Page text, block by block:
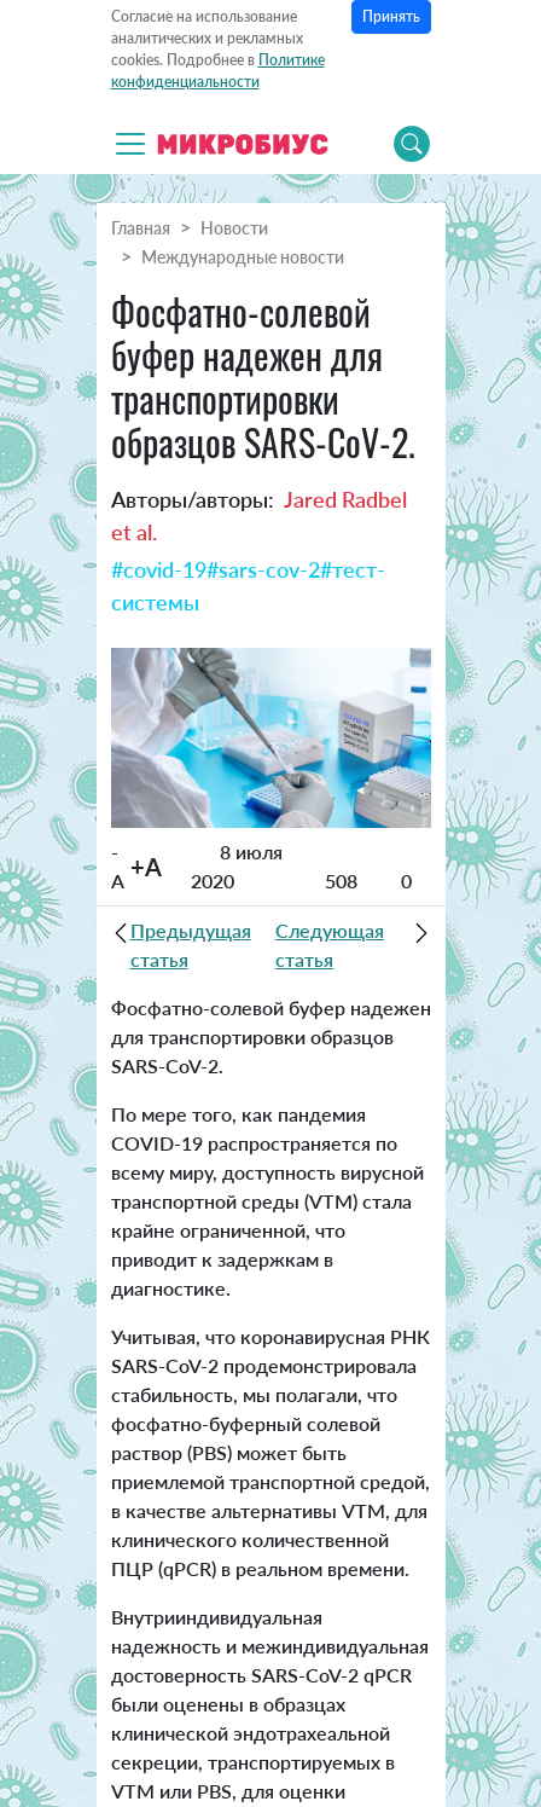
Согласие на использование
аналитических и рекламных
cookies. Подробнее в Политике
конфиденциальности
Принять
Главная
Новости
Международные новости
Фосфатно-солевой
буфер надежен для
транспортировки
образцов SARS-CoV-2.
Авторы/авторы: Jared Radbel
et al.
#covid-19#sars-cov-2#тест-
системы
-
A +A
8 июля
2020
508 0
Предыдущая
статья
Следующая
статья
Фосфатно-солевой буфер надежен
для транспортировки образцов
SARS-CoV-2.
По мере того, как пандемия
COVID-19 распространяется по
всему миру, доступность вирусной
транспортной среды (VTM) стала
крайне ограниченной, что
приводит к задержкам в
диагностике.
Учитывая, что коронавирусная РНК
SARS-CoV-2 продемонстрировала
стабильность, мы полагали, что
фосфатно-буферный солевой
раствор (PBS) может быть
приемлемой транспортной средой,
в качестве альтернативы VTM, для
клинического количественной
ПЦР (qPCR) в реальном времени.
Внутрииндивидуальная
надежность и межиндивидуальная
достоверность SARS-CoV-2 qPCR
были оценены в образцах
клинической эндотрахеальной
секреции, транспортируемых в
VTM или PBS, для оценки